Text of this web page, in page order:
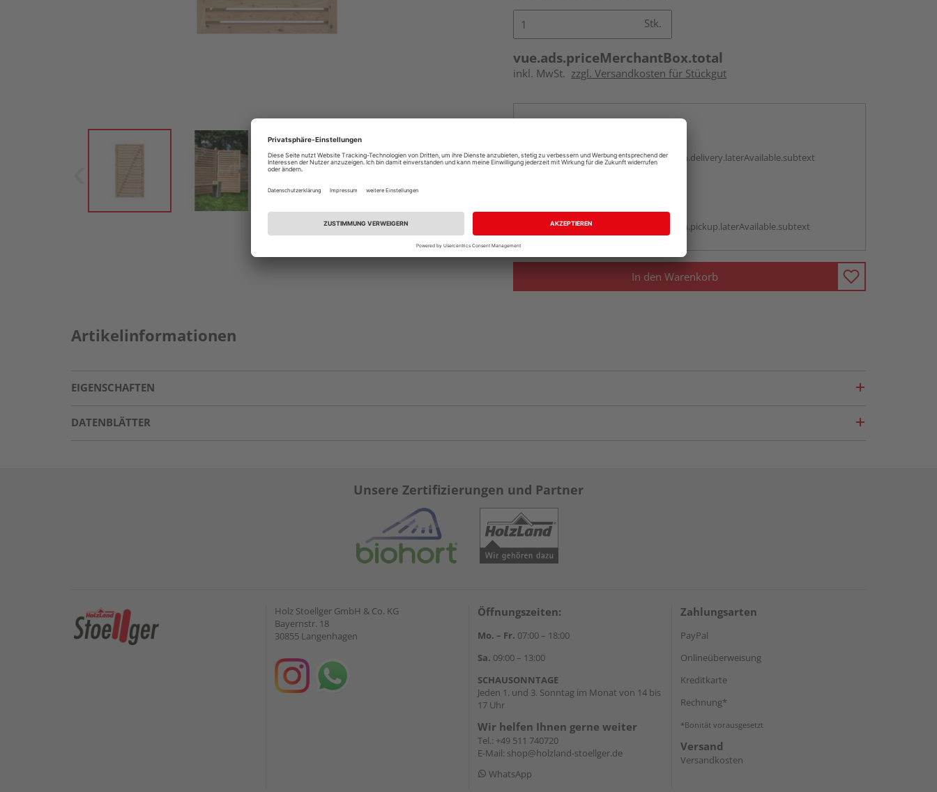
Stk.
vue.ads.priceMerchantBox.total
inkl. MwSt. zzgl. Versandkosten für Stückgut
vue.ads.priceMerchantBox.option.delivery.laterAvailable.subtext
Auf Vorbestellung:
vue.ads.priceMerchantBox.option.pickup.laterAvailable.subtext
In den Warenkorb
Artikelinformationen
EIGENSCHAFTEN
DATENBLÄTTER
Unsere Zertifizierungen und Partner
Holz Stoellger GmbH & Co. KG
Bayernstr. 18
30855 Langenhagen
Öffnungszeiten:
Mo. – Fr. 07:00 – 18:00
Sa. 09:00 – 13:00
SCHAUSONNTAGE
Jeden 1. und 3. Sonntag im Monat von 14 bis
17 Uhr
Wir helfen Ihnen gerne weiter
Tel.: +49 511 740720
E-Mail: shop@holzland-stoellger.de
WhatsApp
Zahlungsarten
PayPal
Onlineüberweisung
Kreditkarte
Rechnung*
*Bonität vorausgesetzt
Versand
Versandkosten